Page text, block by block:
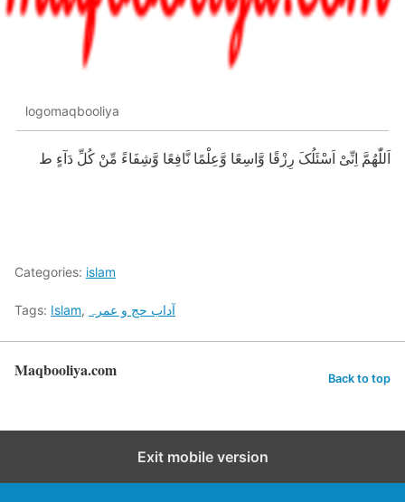
logomaqbooliya
اَللّٰھُمَّ اِنِّیْ اَسْئَلُکَ رِزْقًا وَّاسِعًا وَّعِلْمًا نَّافِعًا وَّشِفَاءً مِّنْ کُلِّ دَآءٍ ط
Categories: islam
Tags: Islam, آداب حج و عمرہ
Maqbooliya.com Back to top
Exit mobile version